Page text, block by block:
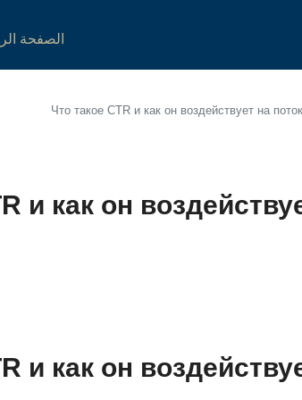
الصفحة
Что такое CTR и как он воздействует на
и как он
и как он